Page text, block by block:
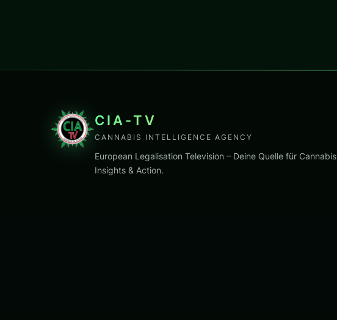
CIA-TV
CANNABIS INTELLIGENCE AGENCY
European Legalisation Television – Deine Quelle für Cannabis
Insights & Action.